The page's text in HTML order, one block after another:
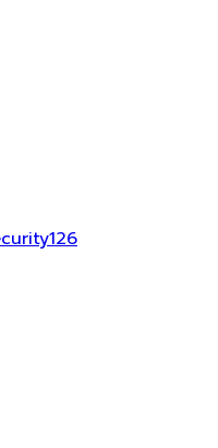
126